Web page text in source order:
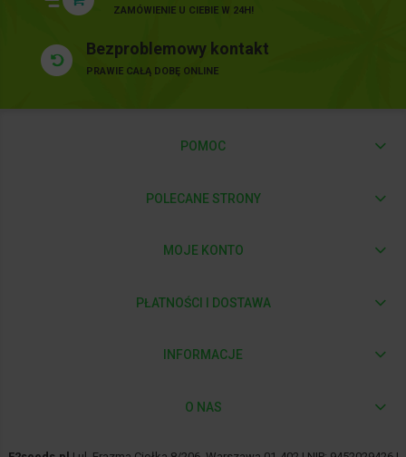
ZAMÓWIENIE U CIEBIE W 24H!
Bezproblemowy kontakt
PRAWIE CAŁĄ DOBĘ ONLINE
POMOC
POLECANE STRONY
MOJE KONTO
PŁATNOŚCI I DOSTAWA
INFORMACJE
O NAS